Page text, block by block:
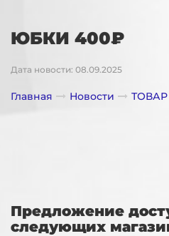
ЮБКИ 400₽
Дата новости: 08.09.2025
Главная Новости
Предложение
следующих